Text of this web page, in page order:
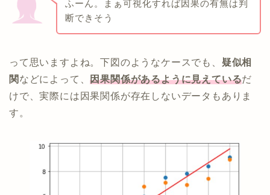
ふーん。まぁ可視化すれば因果の有無は判
断できそう
って思いますよね。下図のようなケースでも、 疑似相
関 などによって、因果関係があるように見えているだ
けで、実際には因果関係が存在しないデータもありま
す。